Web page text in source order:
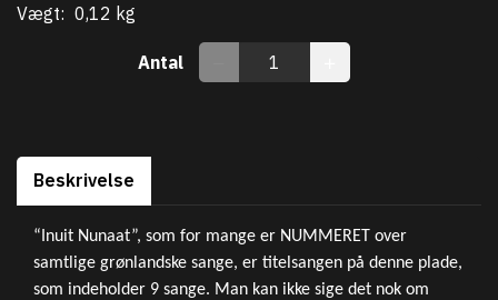
Vægt: 0,12 kg
Antal
Beskrivelse
“Inuit Nunaat”, som for mange er NUMMERET over
samtlige grønlandske sange, er titelsangen på denne plade,
som indeholder 9 sange. Man kan ikke sige det nok om